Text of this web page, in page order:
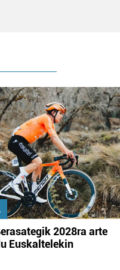
2028ra arte
Euskaltelekin